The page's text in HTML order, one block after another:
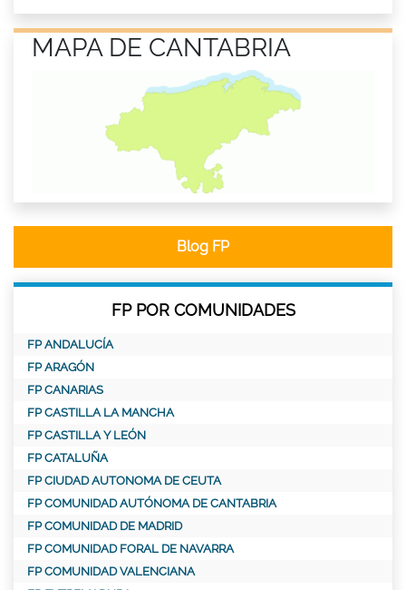
MAPA DE CANTABRIA
Blog FP
FP POR COMUNIDADES
FP ANDALUCÍA
FP ARAGÓN
FP CANARIAS
FP CASTILLA LA MANCHA
FP CASTILLA Y LEÓN
FP CATALUÑA
FP CIUDAD AUTONOMA DE CEUTA
FP COMUNIDAD AUTÓNOMA DE CANTABRIA
FP COMUNIDAD DE MADRID
FP COMUNIDAD FORAL DE NAVARRA
FP COMUNIDAD VALENCIANA